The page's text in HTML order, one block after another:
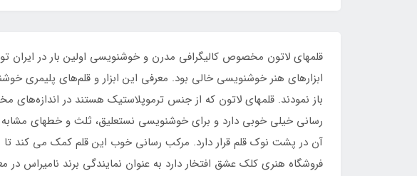
قلمهای لاتون مخصوص کالیگرافی مدرن و خوشنویسی اولین بار در
ابزارهای هنر خوشنویسی خالی بود. معرفی این ابزار و قلم‌های پلیمری
رسانی خیلی خوبی دارد و برای خوشنویسی نستعلیق، ثلث و خطهای مشابه
آن در پشت نوک قلم قرار دارد. مرکب رسانی خوب این قلم کمک می کند تا
فروشگاه هنری کلک عشق افتخار دارد به عنوان نمایندگی برند نامیراس در